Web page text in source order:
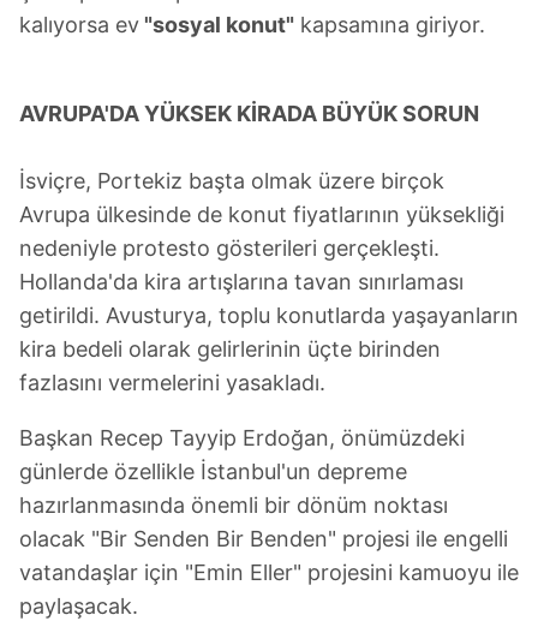
kalıyorsa ev "sosyal konut" kapsamına giriyor.
AVRUPA'DA YÜKSEK KİRADA BÜYÜK SORUN
İsviçre, Portekiz başta olmak üzere birçok
Avrupa ülkesinde de konut fiyatlarının yüksekliği
nedeniyle protesto gösterileri gerçekleşti.
Hollanda'da kira artışlarına tavan sınırlaması
getirildi. Avusturya, toplu konutlarda yaşayanların
kira bedeli olarak gelirlerinin üçte birinden
fazlasını vermelerini yasakladı.
Başkan Recep Tayyip Erdoğan, önümüzdeki
günlerde özellikle İstanbul'un depreme
hazırlanmasında önemli bir dönüm noktası
olacak "Bir Senden Bir Benden" projesi ile engelli
vatandaşlar için "Emin Eller" projesini kamuoyu ile
paylaşacak.